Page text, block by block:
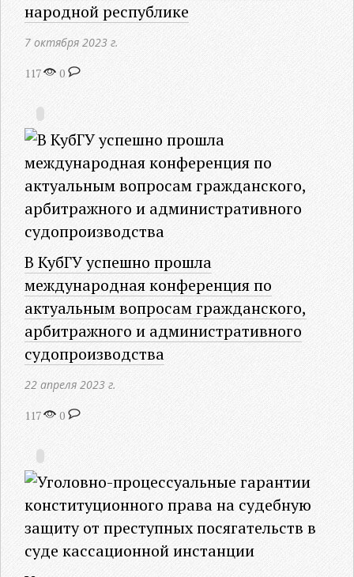
народной республике
7 октября 2023 г.
117 0
В КубГУ успешно прошла
международная конференция по
актуальным вопросам гражданского,
арбитражного и административного
судопроизводства
22 апреля 2023 г.
117 0